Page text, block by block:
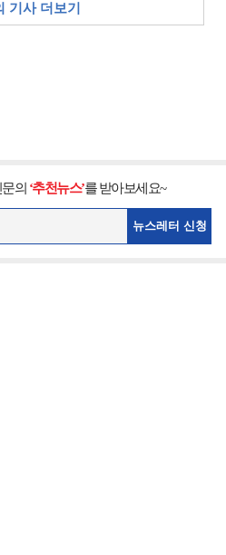
기사 더보기
의 ‘추천뉴스’를 받아보세요~
뉴스레터 신청